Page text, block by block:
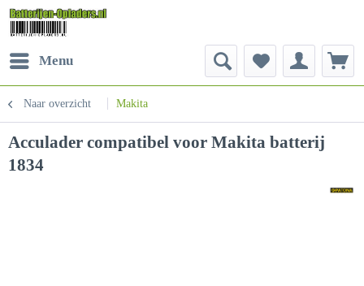
Menu
Naar overzicht Makita
Acculader compatibel voor Makita batterij
1834